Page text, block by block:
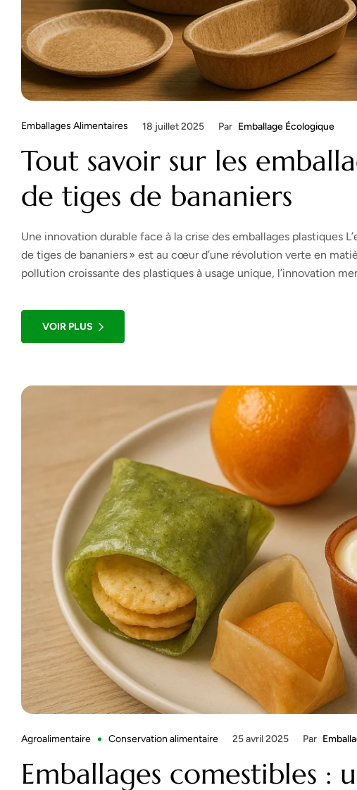
18 juillet 2025
Emballages Alimentaires Par Emballage Écologique
Tout savoir sur les
de tiges de bananiers
Une innovation durable face à la crise des emballages plastiques
de tiges de bananiers » est au cœur d’une révolution verte en
pollution croissante des plastiques à usage unique, l’innovation
VOIR PLUS
25 avril 2025
Agroalimentaire Conservation alimentaire Par
Emballages comestibles :